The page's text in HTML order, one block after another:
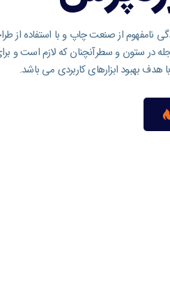
نامفهوم از صنعت چاپ و با استفاده از
در ستون و سطرآنچنان که لازم است و
هدف بهبود ابزارهای کاربردی می باشد.